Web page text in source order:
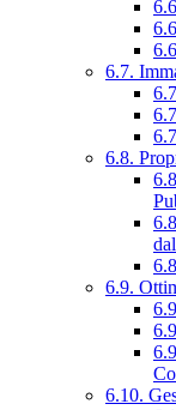
6.7.
6.8.
6.9.
6.10.